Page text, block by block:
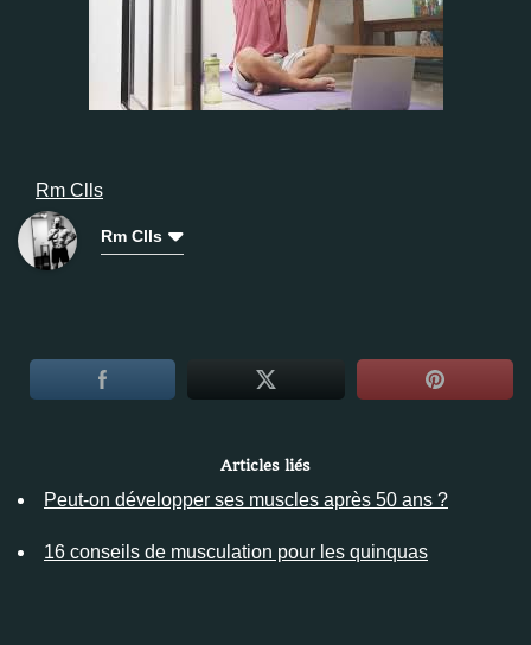
Rm Clls
Rm Clls
Articles liés
Peut-on développer ses muscles après 50 ans ?
16 conseils de musculation pour les quinquas